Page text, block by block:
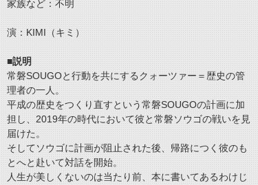
家族など：不明
演：KIMI（キミ）
■説明
常磐SOUGOと行動を共にするクォーツァー＝歴史の管
理者の一人。
平成の歴史をつくり直すという常磐SOUGOの計画に加
担し、2019年の時代において彼と常磐ソウゴの戦いを見
届けた。
そしてソウゴに計画が阻止された後、帰路につく彼のも
とへと赴いて対話を開始。
人生が美しくないのは当たり前、本に書いてあるわけじ